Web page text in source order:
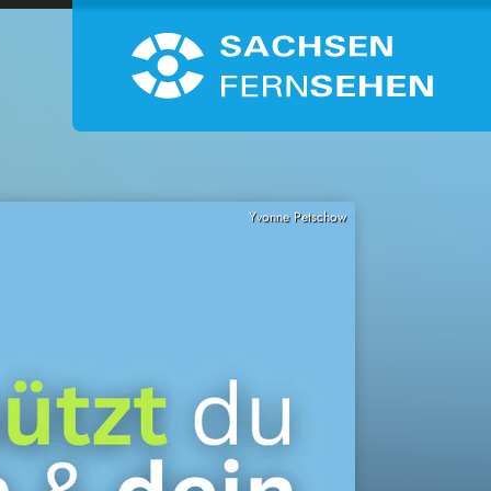
Yvonne Petschow